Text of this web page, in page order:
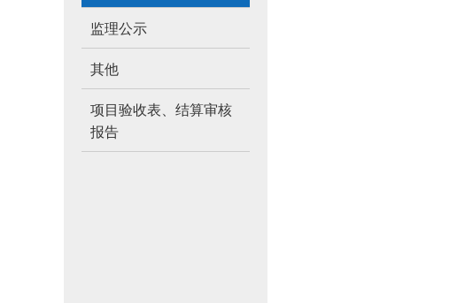
监理公示
其他
项目验收表、结算审核
报告